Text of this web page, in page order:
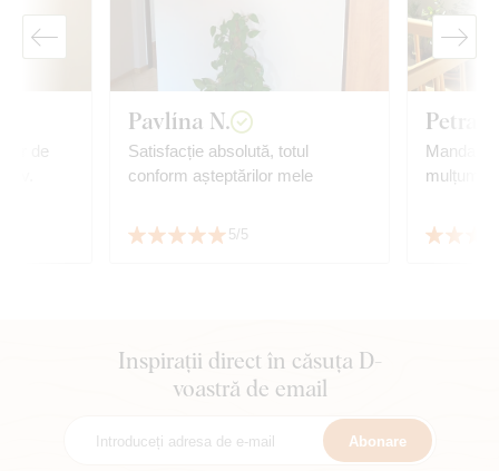
de
Pavlína N.
Satisfacție absolută, totul
conform așteptărilor mele
5/5
Petra
Mandala
Inspirații direct în căsuța D-
voastră de email
Abonare